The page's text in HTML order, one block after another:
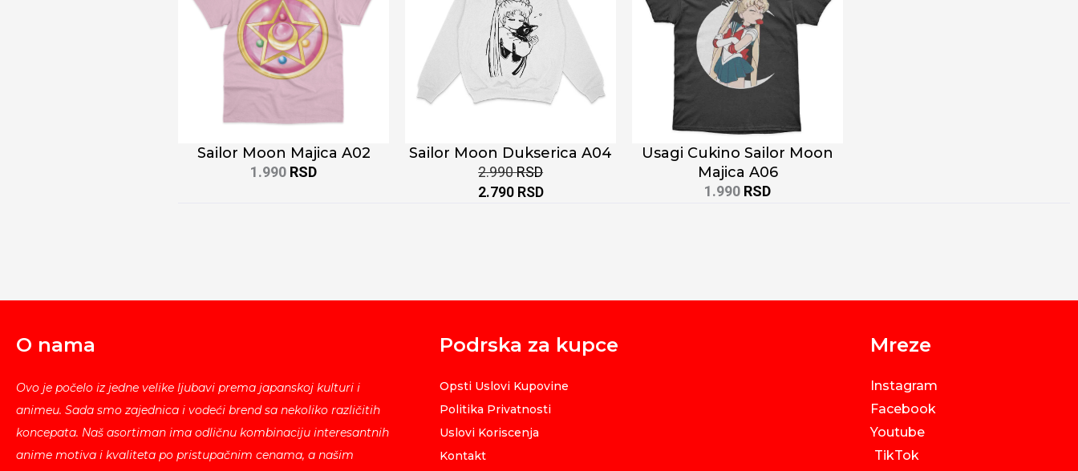
Sailor Moon Majica A02
1.990 RSD
Sailor Moon Dukserica A04
2.990RSD
2.790 RSD
Usagi Cukino Sailor Moon
Majica A06
1.990 RSD
O nama
Ovo je počelo iz jedne velike ljubavi prema japanskoj kulturi i
animeu. Sada smo zajednica i vodeći brend sa nekoliko različitih
koncepata. Naš asortiman ima odličnu kombinaciju interesantnih
anime motiva i kvaliteta po pristupačnim cenama, a našim
Podrska za kupce
Opsti Uslovi Kupovine
Politika Privatnosti
Uslovi Koriscenja
Kontakt
Mreze
Instagram
Facebook
Youtube
TikTok